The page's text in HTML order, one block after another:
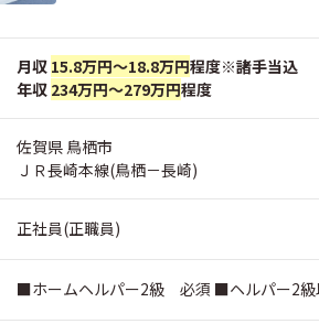
月収 15.8万円～18.8万円程度※諸手当込
年収 234万円～279万円程度
佐賀県 鳥栖市
ＪＲ長崎本線(鳥栖－長崎)
正社員(正職員)
■ホームヘルパー2級 必須 ■ヘルパー2級